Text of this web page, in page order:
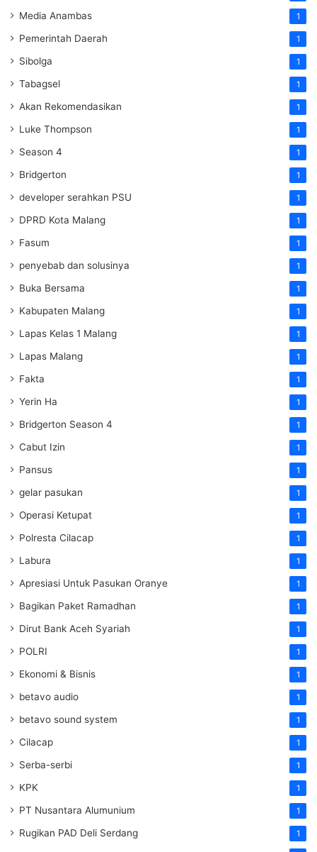
Media Anambas 1
Pemerintah Daerah 1
Sibolga 1
Tabagsel 1
Akan Rekomendasikan 1
Luke Thompson 1
Season 4 1
Bridgerton 1
developer serahkan PSU 1
DPRD Kota Malang 1
Fasum 1
penyebab dan solusinya 1
Buka Bersama 1
Kabupaten Malang 1
Lapas Kelas 1 Malang 1
Lapas Malang 1
Fakta 1
Yerin Ha 1
Bridgerton Season 4 1
Cabut Izin 1
Pansus 1
gelar pasukan 1
Operasi Ketupat 1
Polresta Cilacap 1
Labura 1
Apresiasi Untuk Pasukan Oranye 1
Bagikan Paket Ramadhan 1
Dirut Bank Aceh Syariah 1
POLRI 1
Ekonomi & Bisnis 1
betavo audio 1
betavo sound system 1
Cilacap 1
Serba-serbi 1
KPK 1
PT Nusantara Alumunium 1
Rugikan PAD Deli Serdang 1